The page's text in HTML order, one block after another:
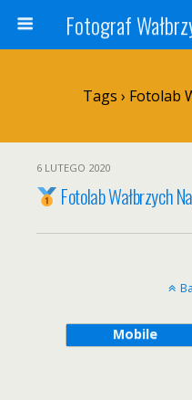
Fotograf
Tags › Fotolab
6 LUTEGO 2020
Fotolab Wałbrzych
Mobile